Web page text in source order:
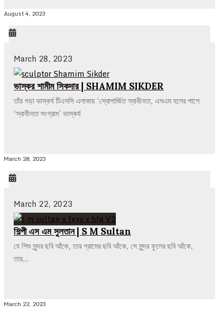
August 4, 2023
March 28, 2023
ভাস্কর শামীম সিকদার | SHAMIM SIKDER
তাঁর গড়া ভাস্কর্য টিএসসি এলাকায় ‘স্বোপার্জিত স্বাধীনতা, এসএম হলের পাশে
‘স্বাধীনতা সংগ্রাম’ ভাস্কর্য
March 28, 2023
March 22, 2023
শিল্পী এস এম সুলতান | S M Sultan
যে শিশু সুন্দর ছবি আঁকে, তার গ্রামের ছবি আঁকে, সে সুন্দর ফুলের ছবি আঁকে,
তার…
March 22, 2023